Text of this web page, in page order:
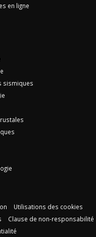
en ligne
sismiques
Utilisations des cookies
Clause de non-responsabilité